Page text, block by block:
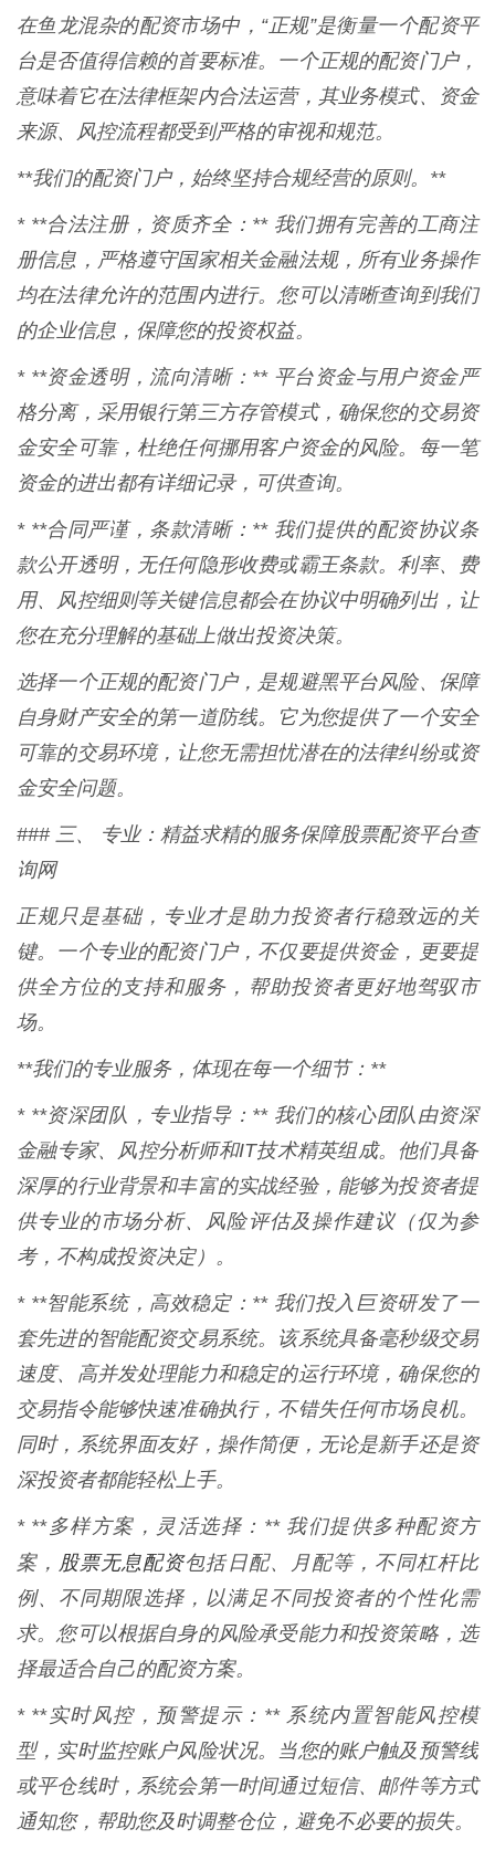
在鱼龙混杂的配资市场中，“正规”是衡量一个配资平
台是否值得信赖的首要标准。一个正规的配资门户，
意味着它在法律框架内合法运营，其业务模式、资金
来源、风控流程都受到严格的审视和规范。
**我们的配资门户，始终坚持合规经营的原则。**
* **合法注册，资质齐全：** 我们拥有完善的工商注
册信息，严格遵守国家相关金融法规，所有业务操作
均在法律允许的范围内进行。您可以清晰查询到我们
的企业信息，保障您的投资权益。
* **资金透明，流向清晰：** 平台资金与用户资金严
格分离，采用银行第三方存管模式，确保您的交易资
金安全可靠，杜绝任何挪用客户资金的风险。每一笔
资金的进出都有详细记录，可供查询。
* **合同严谨，条款清晰：** 我们提供的配资协议条
款公开透明，无任何隐形收费或霸王条款。利率、费
用、风控细则等关键信息都会在协议中明确列出，让
您在充分理解的基础上做出投资决策。
选择一个正规的配资门户，是规避黑平台风险、保障
自身财产安全的第一道防线。它为您提供了一个安全
可靠的交易环境，让您无需担忧潜在的法律纠纷或资
金安全问题。
### 三、 专业：精益求精的服务保障股票配资平台查
询网
正规只是基础，专业才是助力投资者行稳致远的关
键。一个专业的配资门户，不仅要提供资金，更要提
供全方位的支持和服务，帮助投资者更好地驾驭市
场。
**我们的专业服务，体现在每一个细节：**
* **资深团队，专业指导：** 我们的核心团队由资深
金融专家、风控分析师和IT技术精英组成。他们具备
深厚的行业背景和丰富的实战经验，能够为投资者提
供专业的市场分析、风险评估及操作建议（仅为参
考，不构成投资决定）。
* **智能系统，高效稳定：** 我们投入巨资研发了一
套先进的智能配资交易系统。该系统具备毫秒级交易
速度、高并发处理能力和稳定的运行环境，确保您的
交易指令能够快速准确执行，不错失任何市场良机。
同时，系统界面友好，操作简便，无论是新手还是资
深投资者都能轻松上手。
* **多样方案，灵活选择：** 我们提供多种配资方
案， 股票无息配资包括日配、月配等，不同杠杆比
例、不同期限选择，以满足不同投资者的个性化需
求。您可以根据自身的风险承受能力和投资策略，选
择最适合自己的配资方案。
* **实时风控，预警提示：** 系统内置智能风控模
型，实时监控账户风险状况。当您的账户触及预警线
或平仓线时，系统会第一时间通过短信、邮件等方式
通知您，帮助您及时调整仓位，避免不必要的损失。